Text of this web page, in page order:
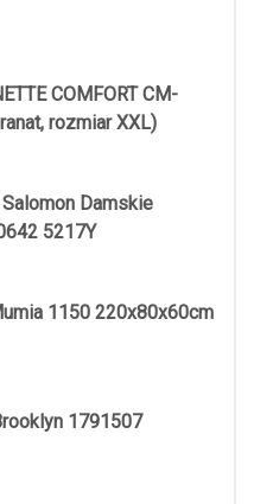
COMFORT CM-
rozmiar XXL)
Damskie
5217Y
1150 220x80x60cm
1791507